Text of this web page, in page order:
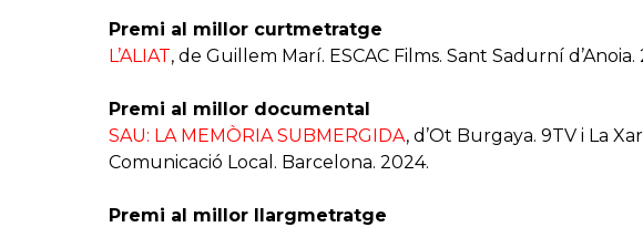
Premi al millor curtmetratge
L’ALIAT, de Guillem Marí. ESCAC Films. Sant Sadurní d’Anoia.
Premi al millor documental
SAU: LA MEMÒRIA SUBMERGIDA, d’Ot Burgaya. 9TV i La
Comunicació Local. Barcelona. 2024.
Premi al millor llargmetratge